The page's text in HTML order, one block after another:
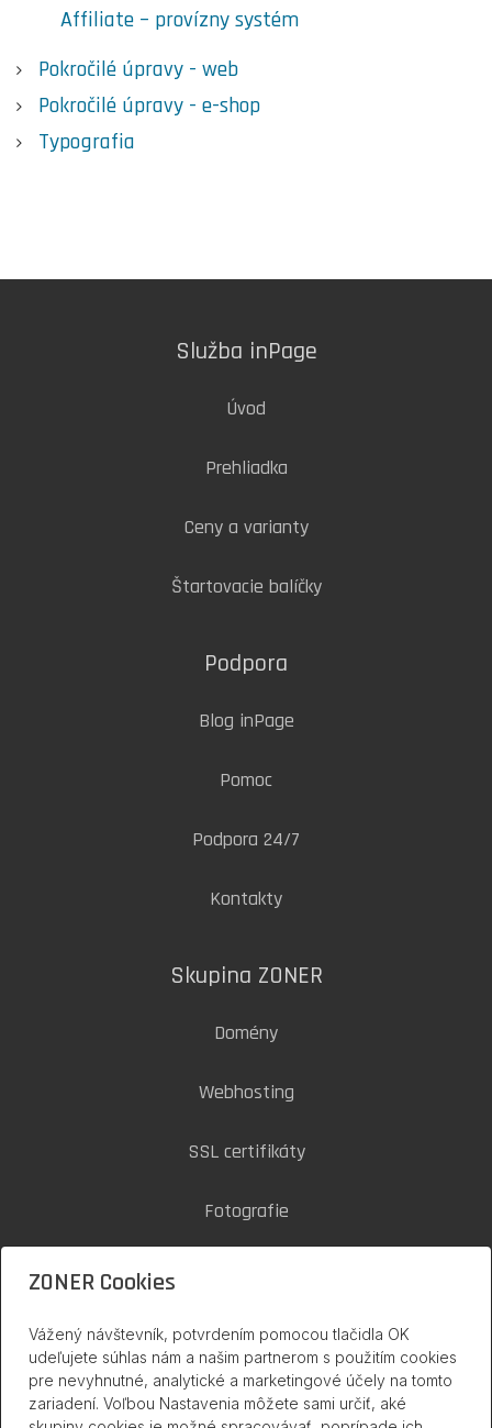
Affiliate – provízny systém
Pokročilé úpravy - web
Pokročilé úpravy - e-shop
Typografia
Služba inPage
Úvod
Prehliadka
Ceny a varianty
Štartovacie balíčky
Podpora
Blog inPage
Pomoc
Podpora 24/7
Kontakty
Skupina ZONER
Domény
Webhosting
SSL certifikáty
Fotografie
inPage na internete
ZONER Cookies
Vážený návštevník, potvrdením pomocou tlačidla OK
udeľujete súhlas nám a našim partnerom s použitím cookies
pre nevyhnutné, analytické a marketingové účely na tomto
zariadení. Voľbou Nastavenia môžete sami určiť, aké